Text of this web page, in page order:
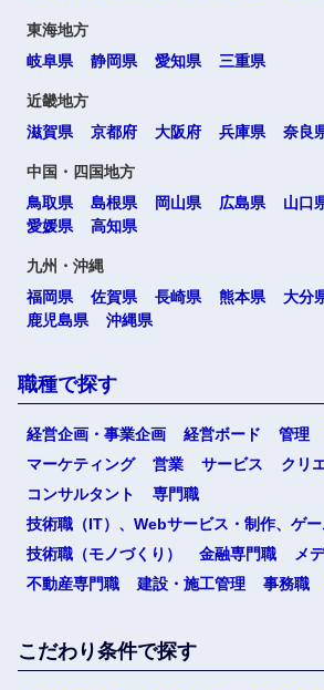
東海地方
岐阜県
静岡県 愛知県 三重県
近畿地方
滋賀県
京都府 大阪府 兵庫県 奈良
中国・四国地方
鳥取県
島根県 岡山県 広島県 山口
愛媛県
高知県
九州・沖縄
福岡県
佐賀県 長崎県 熊本県 大分
鹿児島県
沖縄県
職種で探す
経営企画・事業企画 経営ボード 管理
マーケティング
営業 サービス
クリ
コンサルタント
専門職
技術職（IT）、Webサービス・制作、ゲー
技術職（モノづくり）
金融専門職
メ
不動産専門職
建設・施工管理 事務職
こだわり条件で探す